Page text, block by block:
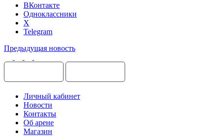
ВКонтакте
Одноклассники
X
Telegram
Предыдущая новость
Личный кабинет
Новости
Контакты
Об арене
Магазин